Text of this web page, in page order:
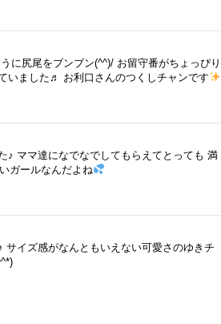
に尻尾をブンブン(^^)/ お留守番がちょっぴり
いました♬ お利口さんのつくしチャンです
♪ ママ達になでなでしてもらえてとっても 満
ガールなんだよね
イズ感がなんともいえない可愛さのゆきチ